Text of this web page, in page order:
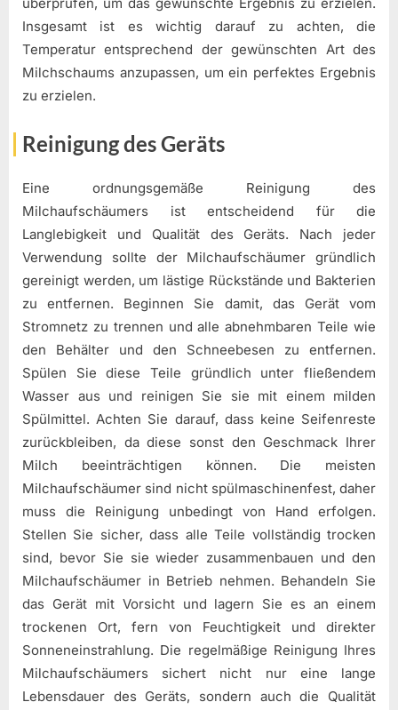
Insgesamt ist es wichtig darauf zu achten, die
Temperatur entsprechend der gewünschten Art des
Milchschaums anzupassen, um ein perfektes Ergebnis
zu erzielen.
Reinigung des Geräts
Eine ordnungsgemäße Reinigung des
Milchaufschäumers ist entscheidend für die
Langlebigkeit und Qualität des Geräts. Nach jeder
Verwendung sollte der Milchaufschäumer gründlich
gereinigt werden, um lästige Rückstände und Bakterien
zu entfernen. Beginnen Sie damit, das Gerät vom
Stromnetz zu trennen und alle abnehmbaren Teile wie
den Behälter und den Schneebesen zu entfernen.
Spülen Sie diese Teile gründlich unter fließendem
Wasser aus und reinigen Sie sie mit einem milden
Spülmittel. Achten Sie darauf, dass keine Seifenreste
zurückbleiben, da diese sonst den Geschmack Ihrer
Milch beeinträchtigen können. Die meisten
Milchaufschäumer sind nicht spülmaschinenfest, daher
muss die Reinigung unbedingt von Hand erfolgen.
Stellen Sie sicher, dass alle Teile vollständig trocken
sind, bevor Sie sie wieder zusammenbauen und den
Milchaufschäumer in Betrieb nehmen. Behandeln Sie
das Gerät mit Vorsicht und lagern Sie es an einem
trockenen Ort, fern von Feuchtigkeit und direkter
Sonneneinstrahlung. Die regelmäßige Reinigung Ihres
Milchaufschäumers sichert nicht nur eine lange
Lebensdauer des Geräts, sondern auch die Qualität